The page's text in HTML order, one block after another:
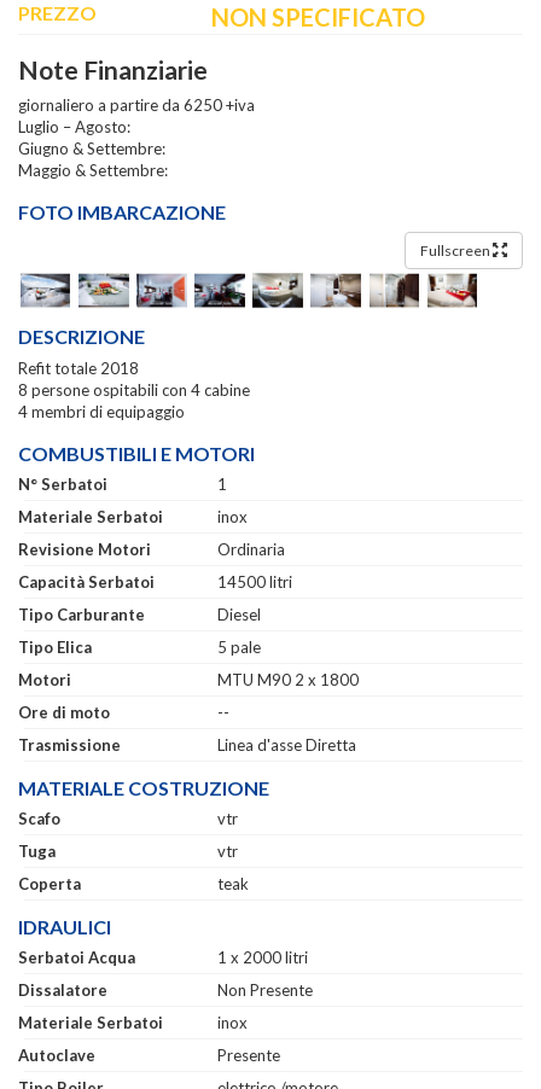
PREZZO NON SPECIFICATO
Note Finanziarie
giornaliero a partire da 6250 +iva
Luglio – Agosto:
Giugno & Settembre:
Maggio & Settembre:
FOTO IMBARCAZIONE
Fullscreen
DESCRIZIONE
Refit totale 2018
8 persone ospitabili con 4 cabine
4 membri di equipaggio
COMBUSTIBILI E MOTORI
N° Serbatoi
1
Materiale Serbatoi
inox
Revisione Motori
Ordinaria
Capacità Serbatoi
14500 litri
Tipo Carburante
Diesel
Tipo Elica
5 pale
Motori
MTU M90 2 x 1800
Ore di moto
--
Trasmissione
Linea d'asse Diretta
MATERIALE COSTRUZIONE
Scafo
vtr
Tuga
vtr
Coperta
teak
IDRAULICI
Serbatoi Acqua
1 x 2000 litri
Dissalatore
Non Presente
Materiale Serbatoi
inox
Autoclave
Presente